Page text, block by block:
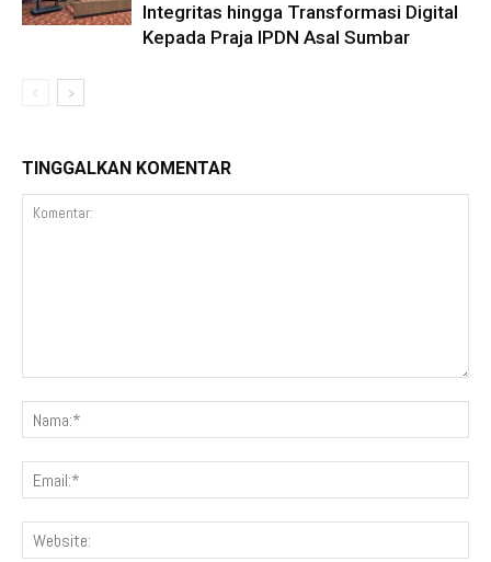
Integritas hingga Transformasi Digital
Kepada Praja IPDN Asal Sumbar
TINGGALKAN KOMENTAR